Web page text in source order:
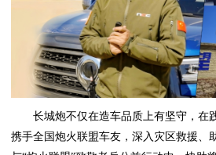
长城炮不仅在造车品质上有坚守，在
携手全国炮火联盟车友，深入灾区救援、